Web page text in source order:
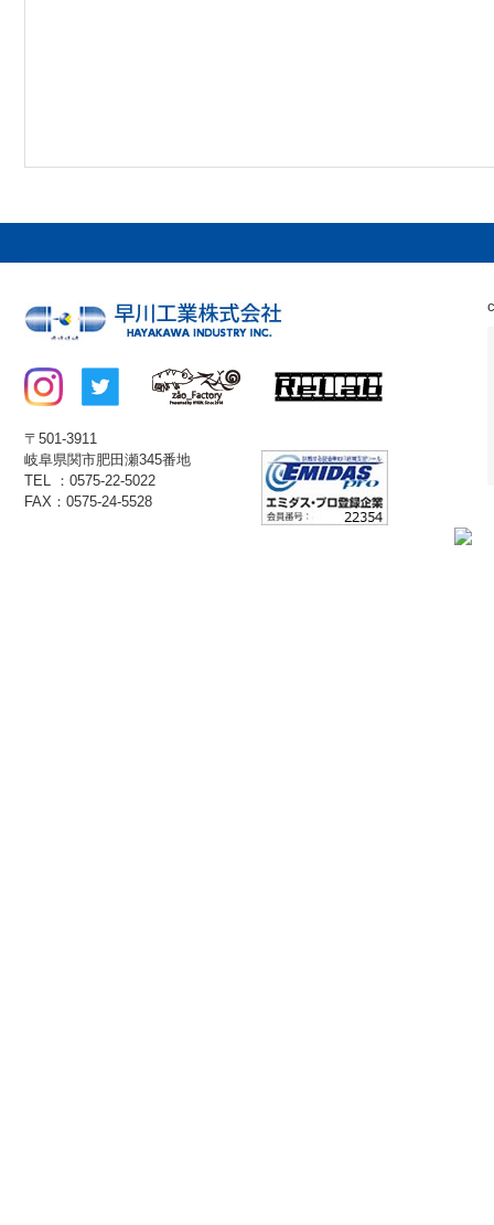
〒501-3911
岐阜県関市肥田瀬345番地
TEL ：0575-22-5022
FAX：0575-24-5528